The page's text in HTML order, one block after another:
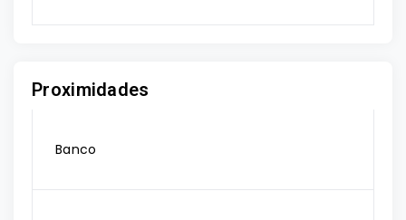
Proximidades
Banco